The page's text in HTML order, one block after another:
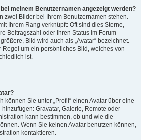
meinem Benutzernamen angezeigt werden?
zwei Bilder bei Ihrem Benutzernamen stehen.
Ihrem Rang verknüpft: Oft sind dies Sterne,
Beitragszahl oder Ihren Status im Forum
Bild wird auch als „Avatar“ bezeichnet.
Regel um ein persönliches Bild, welches von
ist.
können Sie unter „Profil“ einen Avatar über eine
Gravatar, Galerie, Remote oder
kann bestimmen, ob und wie die
Wenn Sie keinen Avatar benutzen können,
kontaktieren.